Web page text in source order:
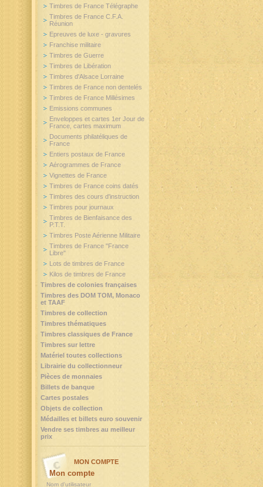
Timbres de France Télégraphe
Timbres de France C.F.A.
Réunion
Epreuves de luxe - gravures
Franchise militaire
Timbres de Guerre
Timbres de Libération
Timbres d'Alsace Lorraine
Timbres de France non dentelés
Timbres de France Millésimes
Emissions communes
Enveloppes et cartes 1er Jour de
France, cartes maximum
Documents philatéliques de
France
Entiers postaux de France
Aérogrammes de France
Vignettes de France
Timbres de France coins datés
Timbres des cours d'instruction
Timbres pour journaux
Timbres de Bienfaisance des
P.T.T.
Timbres Poste Aérienne Militaire
Timbres de France "France
Libre"
Lots de timbres de France
Kilos de timbres de France
Timbres de colonies françaises
Timbres des DOM TOM, Monaco
et TAAF
Timbres de collection
Timbres thématiques
Timbres classiques de France
Timbres sur lettre
Matériel toutes collections
Librairie du collectionneur
Pièces de monnaies
Billets de banque
Cartes postales
Objets de collection
Médailles et billets euro souvenir
Vendre ses timbres au meilleur
prix
MON COMPTE
Mon compte
Nom d'utilisateur